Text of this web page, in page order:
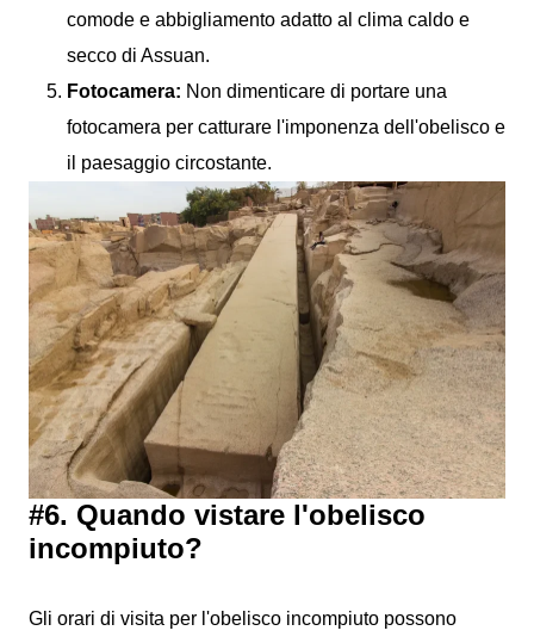
comode e abbigliamento adatto al clima caldo e
secco di Assuan.
Fotocamera: Non dimenticare di portare una
fotocamera per catturare l'imponenza dell'obelisco e
il paesaggio circostante.
#6. Quando vistare l'obelisco
incompiuto?
Gli orari di visita per l'obelisco incompiuto possono